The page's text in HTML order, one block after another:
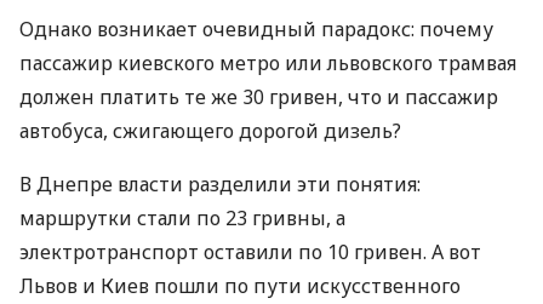
Однако возникает очевидный парадокс: почему
пассажир киевского метро или львовского трамвая
должен платить те же 30 гривен, что и пассажир
автобуса, сжигающего дорогой дизель?
В Днепре власти разделили эти понятия:
маршрутки стали по 23 гривны, а
электротранспорт оставили по 10 гривен. А вот
Львов и Киев пошли по пути искусственного